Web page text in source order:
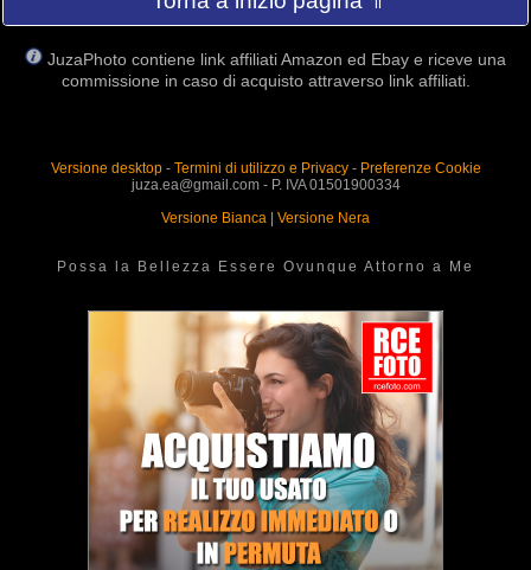
JuzaPhoto contiene link affiliati Amazon ed Ebay e riceve una
commissione in caso di acquisto attraverso link affiliati.
Versione desktop- Termini di utilizzo e Privacy- Preferenze Cookie
juza.ea@gmail.com - P. IVA 01501900334
Versione Bianca
Versione Nera
Possa la Bellezza Essere Ovunque Attorno a Me